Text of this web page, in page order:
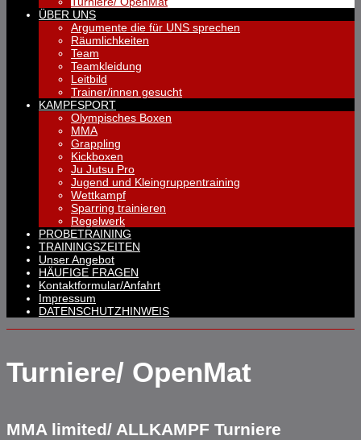
ÜBER UNS
Argumente die für UNS sprechen
Räumlichkeiten
Team
Teamkleidung
Leitbild
Trainer/innen gesucht
KAMPFSPORT
Olympisches Boxen
MMA
Grappling
Kickboxen
Ju Jutsu Pro
Jugend und Kleingruppentraining
Wettkampf
Sparring trainieren
Regelwerk
PROBETRAINING
TRAININGSZEITEN
Unser Angebot
HÄUFIGE FRAGEN
Kontaktformular/Anfahrt
Impressum
DATENSCHUTZHINWEIS
Turniere/ OpenMat
MMA limited/ ALLKAMPF Turniere